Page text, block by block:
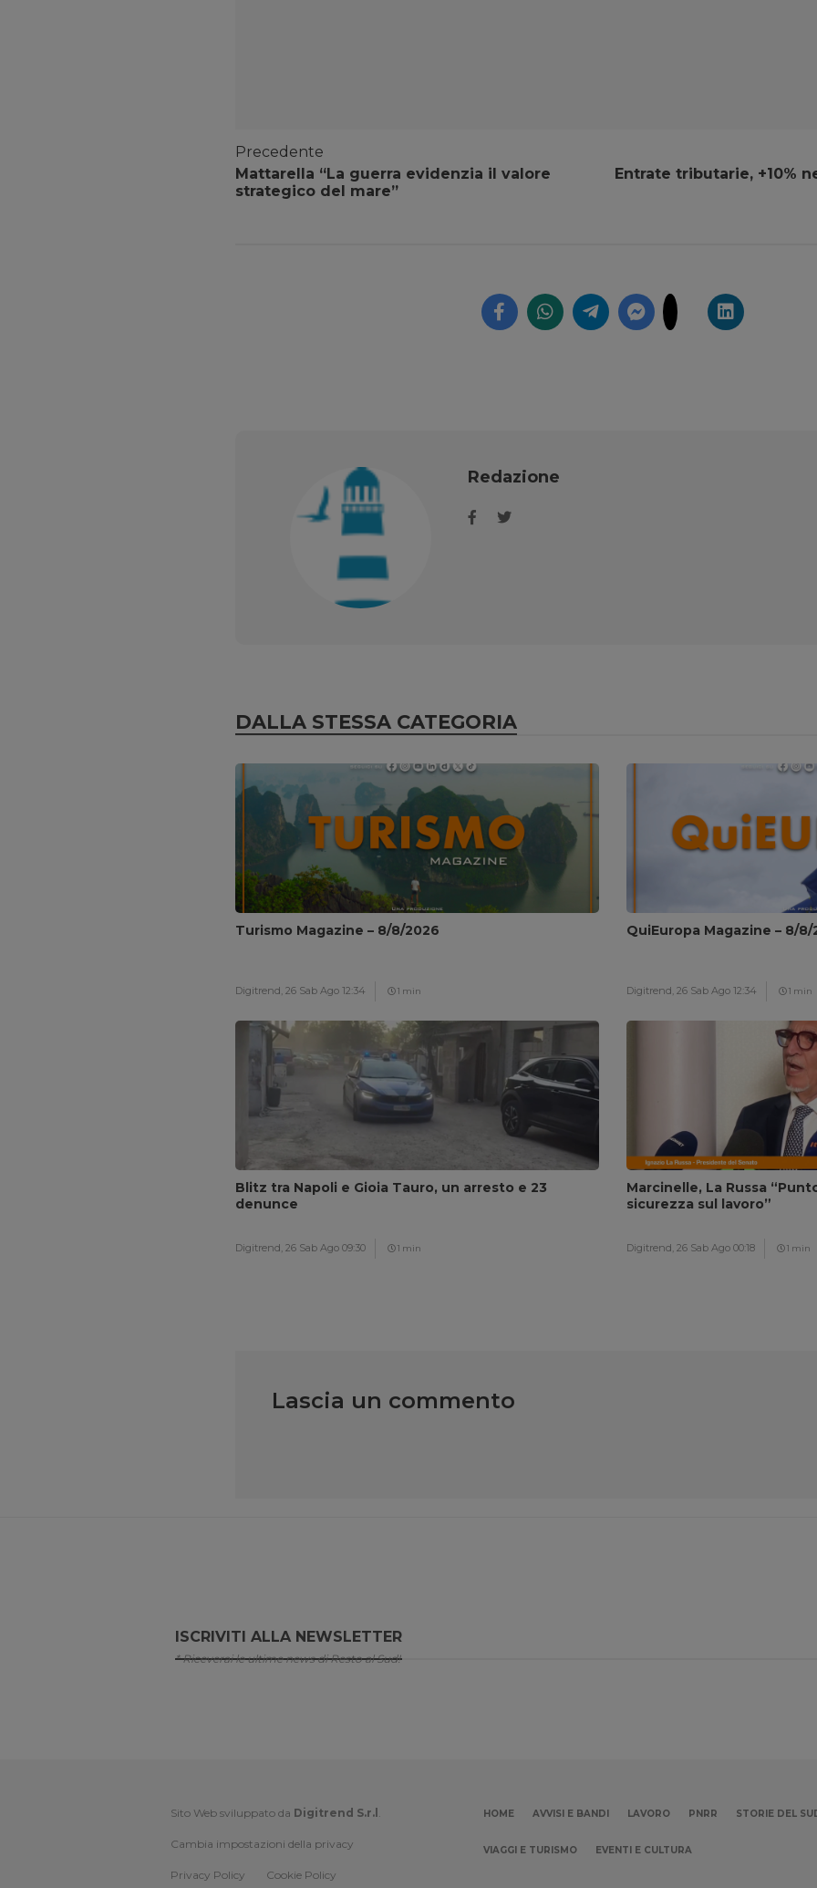
Precedente
Mattarella “La guerra evidenzia il valore
strategico del mare”
Entrate tributarie, +10%
Redazione
DALLA STESSA CATEGORIA
Turismo Magazine – 8/8/2026
Digitrend, 26 Sab Ago 12:34 1 min
QuiEuropa Magazine – 8/8/
Digitrend, 26 Sab Ago 12:34 1 min
Blitz tra Napoli e Gioia Tauro, un arresto e 23
denunce
Digitrend, 26 Sab Ago 09:30 1 min
Marcinelle, La Russa
sicurezza sul lavoro”
Digitrend, 26 Sab Ago 00:18 1 min
Lascia un commento
ISCRIVITI ALLA NEWSLETTER
* Riceverai le ultime news di Resto al Sud!
Sito Web sviluppato da Digitrend S.r.l .
Cambia impostazioni della privacy
Privacy Policy Cookie Policy
HOME AVVISI E BANDI LAVORO PNRR STORIE DEL
VIAGGI E TURISMO EVENTI E CULTURA